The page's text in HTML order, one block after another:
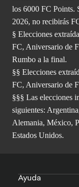
los 6000 FC Points.
2026, no recibirás
§ Elecciones
FC, Aniversario de
Rumbo a la final.
§§ Elecciones
FC, Aniversario de
§§§ Las elecciones
siguientes:
Alemania, México,
Estados Unidos.
Ayuda